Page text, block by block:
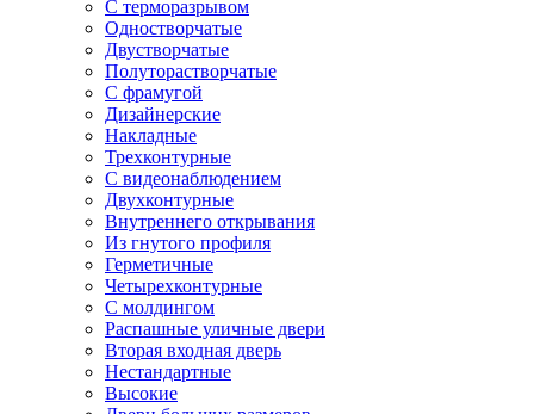
С терморазрывом
Одностворчатые
Двустворчатые
Полуторастворчатые
С фрамугой
Дизайнерские
Накладные
Трехконтурные
С видеонаблюдением
Двухконтурные
Внутреннего открывания
Из гнутого профиля
Герметичные
Четырехконтурные
С молдингом
Распашные уличные двери
Вторая входная дверь
Нестандартные
Высокие